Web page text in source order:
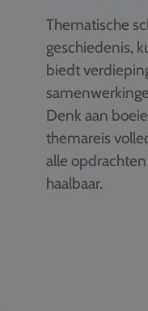
Thematische
geschiedenis,
biedt
Denk aan
themareis
alle
haalbaar.